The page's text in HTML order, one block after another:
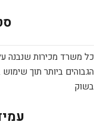
כל משרד מכירות שנבנה
הגבוהים ביותר תוך שימוש
בשוק